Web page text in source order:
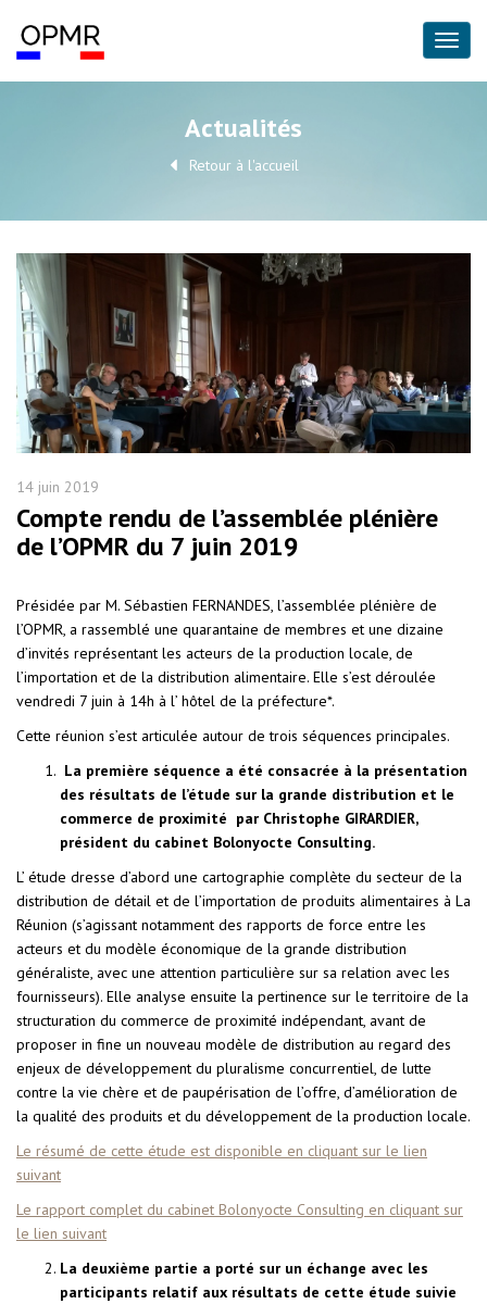
Actualités
Retour à l'accueil
14 juin 2019
Compte rendu de l’assemblée plénière
de l’OPMR du 7 juin 2019
Présidée par M. Sébastien FERNANDES, l’assemblée plénière de
l’OPMR, a rassemblé une quarantaine de membres et une dizaine
d’invités représentant les acteurs de la production locale, de
l’importation et de la distribution alimentaire. Elle s’est déroulée
vendredi 7 juin à 14h à l’ hôtel de la préfecture*.
Cette réunion s’est articulée autour de trois séquences principales.
La première séquence a été consacrée à la présentation
des résultats de l’étude sur la grande distribution et le
commerce de proximité par Christophe GIRARDIER,
président du cabinet Bolonyocte Consulting.
L’ étude dresse d’abord une cartographie complète du secteur de la
distribution de détail et de l’importation de produits alimentaires à La
Réunion (s’agissant notamment des rapports de force entre les
acteurs et du modèle économique de la grande distribution
généraliste, avec une attention particulière sur sa relation avec les
fournisseurs). Elle analyse ensuite la pertinence sur le territoire de la
structuration du commerce de proximité indépendant, avant de
proposer in fine un nouveau modèle de distribution au regard des
enjeux de développement du pluralisme concurrentiel, de lutte
contre la vie chère et de paupérisation de l’offre, d’amélioration de
la qualité des produits et du développement de la production locale.
Le résumé de cette étude est disponible en cliquant sur le lien
suivant
Le rapport complet du cabinet Bolonyocte Consulting en cliquant sur
le lien suivant
La deuxième partie a porté sur un échange avec les
participants relatif aux résultats de cette étude suivie